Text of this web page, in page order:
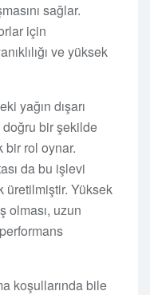
sağlar.
için
ve yüksek
yağın dışarı
doğru bir şekilde
bir rol oynar.
da bu işlevi
üretilmiştir. Yüksek
olması, uzun
koşullarında bile